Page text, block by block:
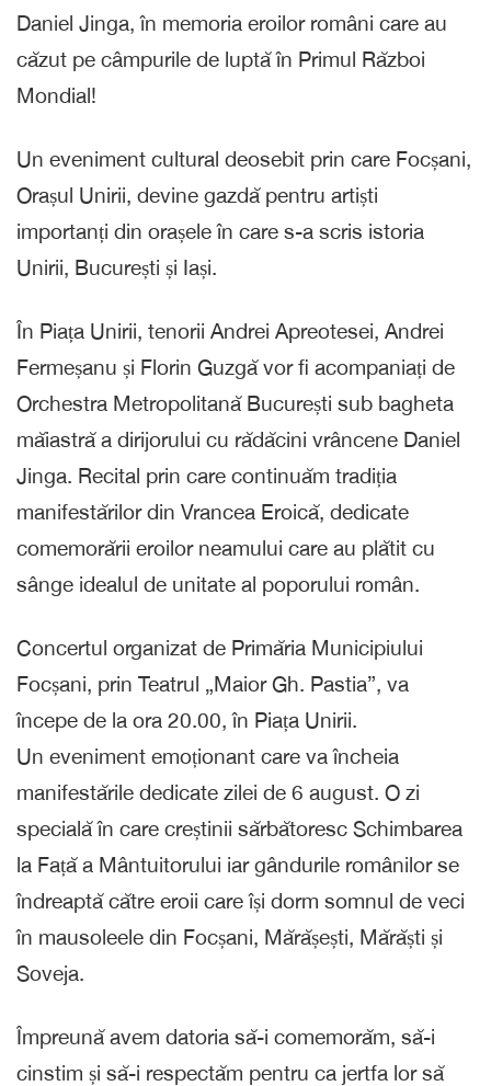
Daniel Jinga, în memoria eroilor români care au
căzut pe câmpurile de luptă în Primul Război
Mondial!
Un eveniment cultural deosebit prin care Focșani,
Orașul Unirii, devine gazdă pentru artiști
importanți din orașele în care s-a scris istoria
Unirii, București și Iași.
În Piața Unirii, tenorii Andrei Apreotesei, Andrei
Fermeșanu și Florin Guzgă vor fi acompaniați de
Orchestra Metropolitană București sub bagheta
măiastră a dirijorului cu rădăcini vrâncene Daniel
Jinga. Recital prin care continuăm tradiția
manifestărilor din Vrancea Eroică, dedicate
comemorării eroilor neamului care au plătit cu
sânge idealul de unitate al poporului român.
Concertul organizat de Primăria Municipiului
Focșani, prin Teatrul „Maior Gh. Pastia”, va
începe de la ora 20.00, în Piața Unirii.
Un eveniment emoționant care va încheia
manifestările dedicate zilei de 6 august. O zi
specială în care creștinii sărbătoresc Schimbarea
la Față a Mântuitorului iar gândurile românilor se
îndreaptă către eroii care își dorm somnul de veci
în mausoleele din Focșani, Mărășești, Mărăști și
Soveja.
Împreună avem datoria să-i comemorăm, să-i
cinstim și să-i respectăm pentru ca jertfa lor să